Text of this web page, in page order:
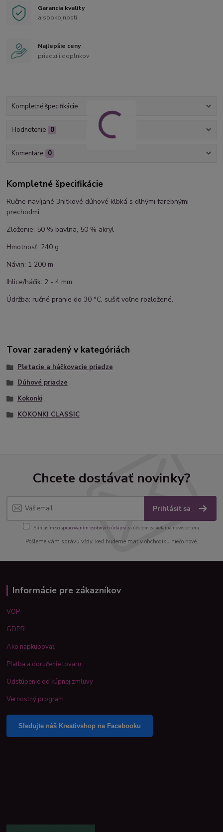
Garancia kvality
a spokojnosti
Najlepšie ceny
priadzí i doplnkov
Kompletné špecifikácie
Hodnotenie 0
Komentáre 0
Kompletné špecifikácie
Ručne navíjané 3nitkové dúhové klbká s dlhými farebnými
prechodmi.
Zloženie: 50 % bavlna, 50 % akryl
Hmotnosť: 240 g
Návin: 1 200 m
Ihlice/háčik: 2 - 4 mm
Údržba: ručné pranie do 30 °C, sušiť voľne rozložené.
Tovar zaradený v kategóriách
Pletacie a háčkovacie priadze
Dúhové priadze
Kokonki
KOKONKI CLASSIC
Chcete dostávať novinky?
Prihlásiť sa
Súhlasím sospracovaním osobných údajov za účelom zasielania newslettera.
Pošleme vám správu vždy, keď budeme mať v obchodíku niečo nové.
Informácie pre zákazníkov
VOP
GDPR
Ako napkupovať
Platba a doručenie tovaru
Odstúpenie od kúpnej zmluvy
Vernostný program
Sledujte náš Kreativshop na Facebooku